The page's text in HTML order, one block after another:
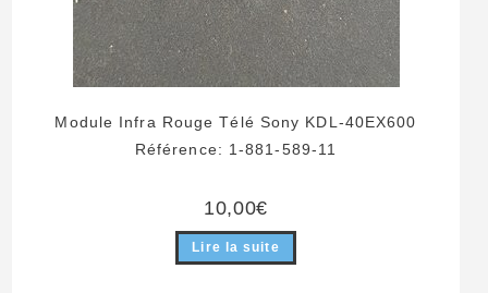
Module Infra Rouge Télé Sony KDL-40EX600
Référence: 1-881-589-11
10,00€
Lire la suite